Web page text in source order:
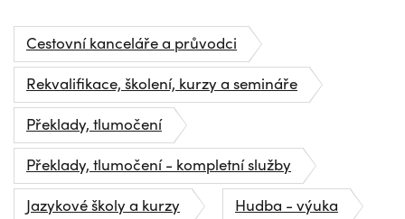
Cestovní kanceláře a průvodci
Rekvalifikace, školení, kurzy a semináře
Překlady, tlumočení
Překlady, tlumočení - kompletní služby
Jazykové školy a kurzy
Hudba - výuka